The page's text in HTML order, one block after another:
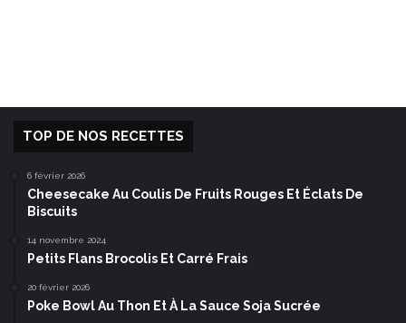
TOP DE NOS RECETTES
6 février 2026
Cheesecake Au Coulis De Fruits Rouges Et Éclats De
Biscuits
14 novembre 2024
Petits Flans Brocolis Et Carré Frais
20 février 2026
Poke Bowl Au Thon Et À La Sauce Soja Sucrée